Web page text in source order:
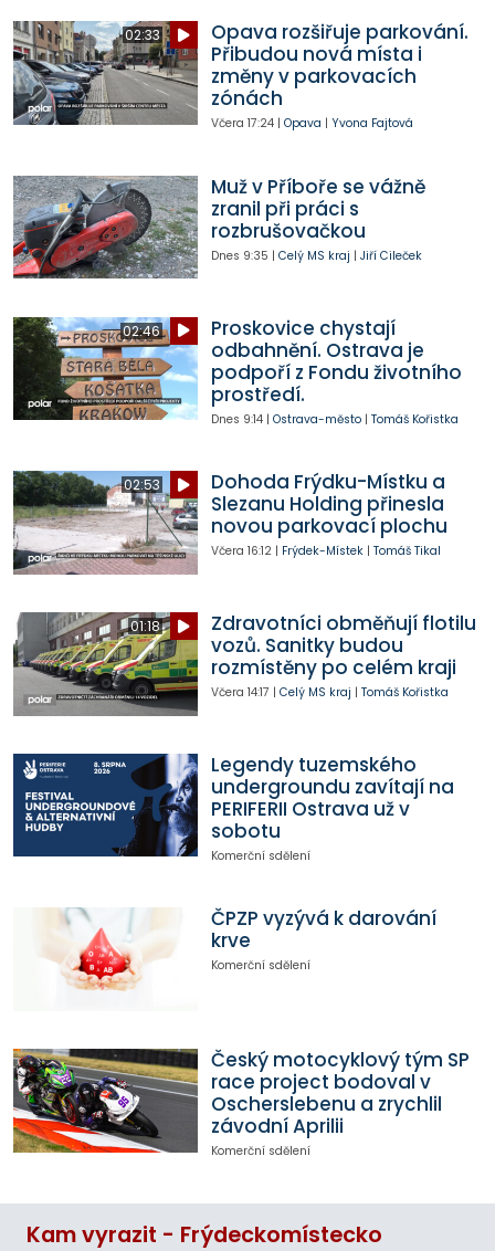
02:33
Opava rozšiřuje parkování.
Přibudou nová místa i
změny v parkovacích
zónách
Včera 17:24| Opava | Yvona Fajtová
Muž v Příboře se vážně
zranil při práci s
rozbrušovačkou
Dnes 9:35 | Celý MS kraj | Jiří Cileček
02:46
Proskovice chystají
odbahnění. Ostrava je
podpoří z Fondu životního
prostředí.
Dnes 9:14| Ostrava-město| Tomáš Kořistka
02:53
Dohoda Frýdku-Místku a
Slezanu Holding přinesla
novou parkovací plochu
Včera 16:12| Frýdek-Místek| Tomáš Tikal
01:18
Zdravotníci obměňují flotilu
vozů. Sanitky budou
rozmístěny po celém kraji
Včera 14:17 | Celý MS kraj | Tomáš Kořistka
Legendy tuzemského
undergroundu zavítají na
PERIFERII Ostrava už v
sobotu
Komerční sdělení
ČPZP vyzývá k darování
krve
Komerční sdělení
Český motocyklový tým SP
race project bodoval v
Oscherslebenu a zrychlil
závodní Aprilii
Komerční sdělení
Kam vyrazit - Frýdeckomístecko